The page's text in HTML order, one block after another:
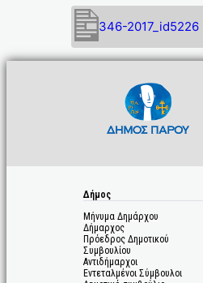
346-2017_id5226
Δήμος
Μήνυμα Δημάρχου
Δήμαρχος
Πρόεδρος Δημοτικού
Συμβουλίου
Αντιδήμαρχοι
Εντεταλμένοι Σύμβουλοι